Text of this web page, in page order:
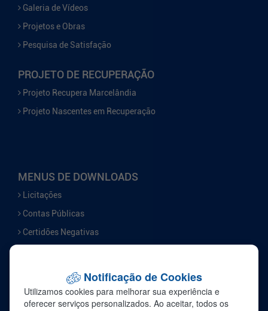
Galeria de Vídeos
Projetos e Obras
Pesquisa de Satisfação
PROJETO DE RECUPERAÇÃO
Projeto Recupera Marcelândia
Projeto Nascentes em Recuperação
MENUS DE DOWNLOADS
Licitações
Contas Públicas
Certidões Negativas
FALE CONOSCO
Ouvidoria
Notificação de Cookies
Utilizamos cookies para melhorar sua experiência e
oferecer serviços personalizados. Ao aceitar, todos os